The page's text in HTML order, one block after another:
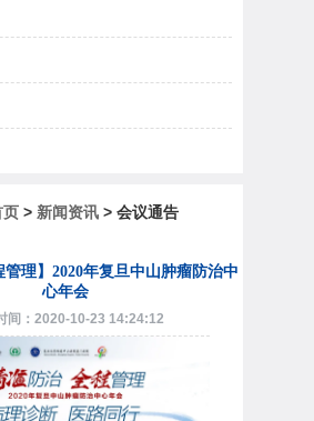
页 > 新闻资讯 > 会议通告
管理】2020年复旦中山肿瘤防治中
心年会
间：2020-10-23 14:24:12